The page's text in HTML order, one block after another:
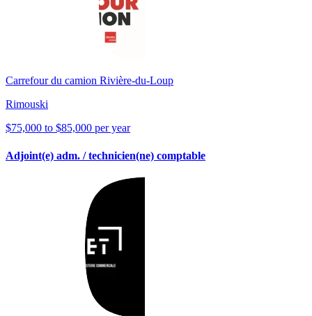
Carrefour du camion Rivière-du-Loup
Rimouski
$75,000 to $85,000 per year
Adjoint(e) adm. / technicien(ne) comptable